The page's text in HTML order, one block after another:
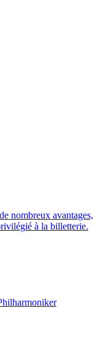
nombreux avantages,
à la billetterie.